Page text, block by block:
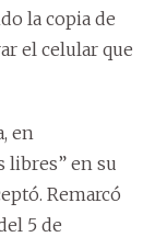
la copia de
el celular que
en
libres” en su
Remarcó
5 de